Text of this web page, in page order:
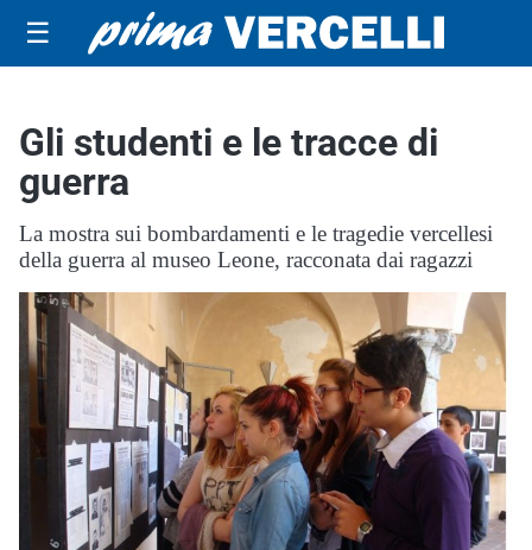
☰
Gli studenti e le tracce di
guerra
La mostra sui bombardamenti e le tragedie vercellesi
della guerra al museo Leone, racconata dai ragazzi